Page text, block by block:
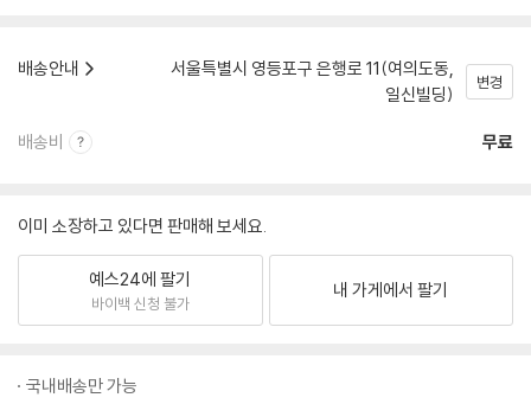
배송안내
서울특별시 영등포구 은행로 11(여의도동,
일신빌딩)
변경
배송비 무료
이미 소장하고 있다면 판매해 보세요.
예스24에 팔기
바이백 신청 불가
내 가게에서 팔기
국내배송만 가능